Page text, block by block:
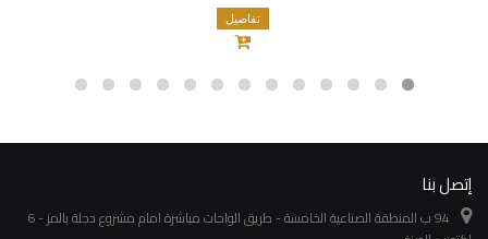
تفاصيل
إتصل بنا
94 ب المنطقة الصناعية الخامسة - طريق الواحات مباشرة امام مشروع دجلة بالمز - 6